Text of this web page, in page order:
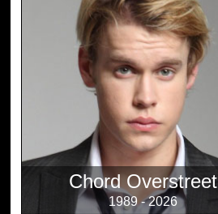
Chord Overstreet
1989 - 2026